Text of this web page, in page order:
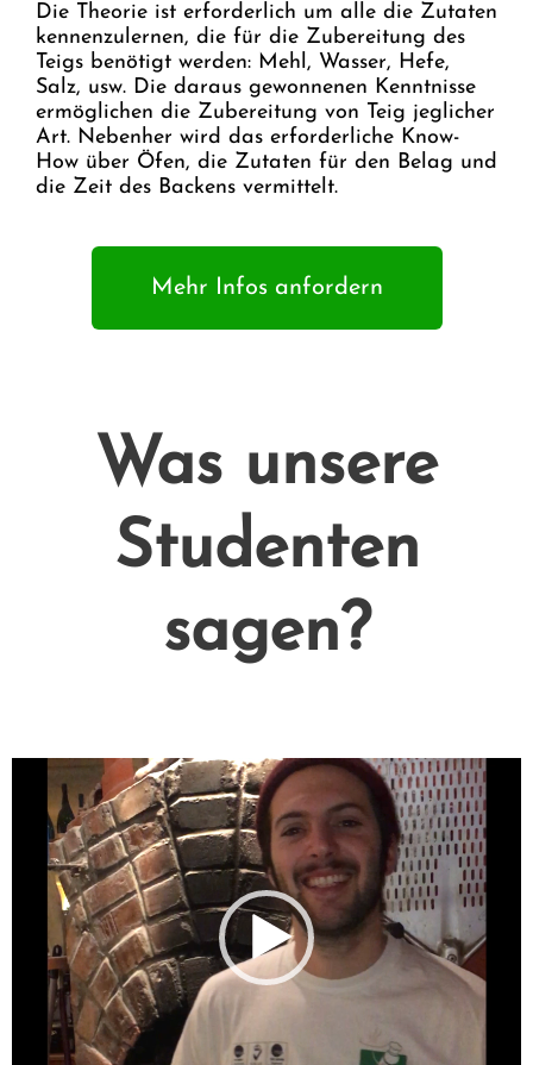
Die Theorie ist erforderlich um alle die Zutaten
kennenzulernen, die für die Zubereitung des
Teigs benötigt werden: Mehl, Wasser, Hefe,
Salz, usw. Die daraus gewonnenen Kenntnisse
ermöglichen die Zubereitung von Teig jeglicher
Art. Nebenher wird das erforderliche Know-
How über Öfen, die Zutaten für den Belag und
die Zeit des Backens vermittelt.
Mehr Infos anfordern
Was unsere
Studenten
sagen?
Video-